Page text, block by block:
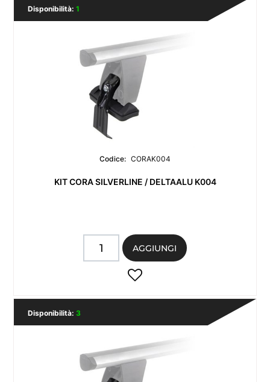
Disponibilità: 1
Codice: CORAK004
KIT CORA SILVERLINE / DELTAALU K004
Quantità
AGGIUNGI
Disponibilità: 3